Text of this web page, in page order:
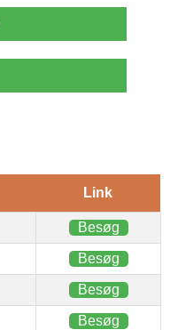
Link
Besøg
Besøg
Besøg
Besøg